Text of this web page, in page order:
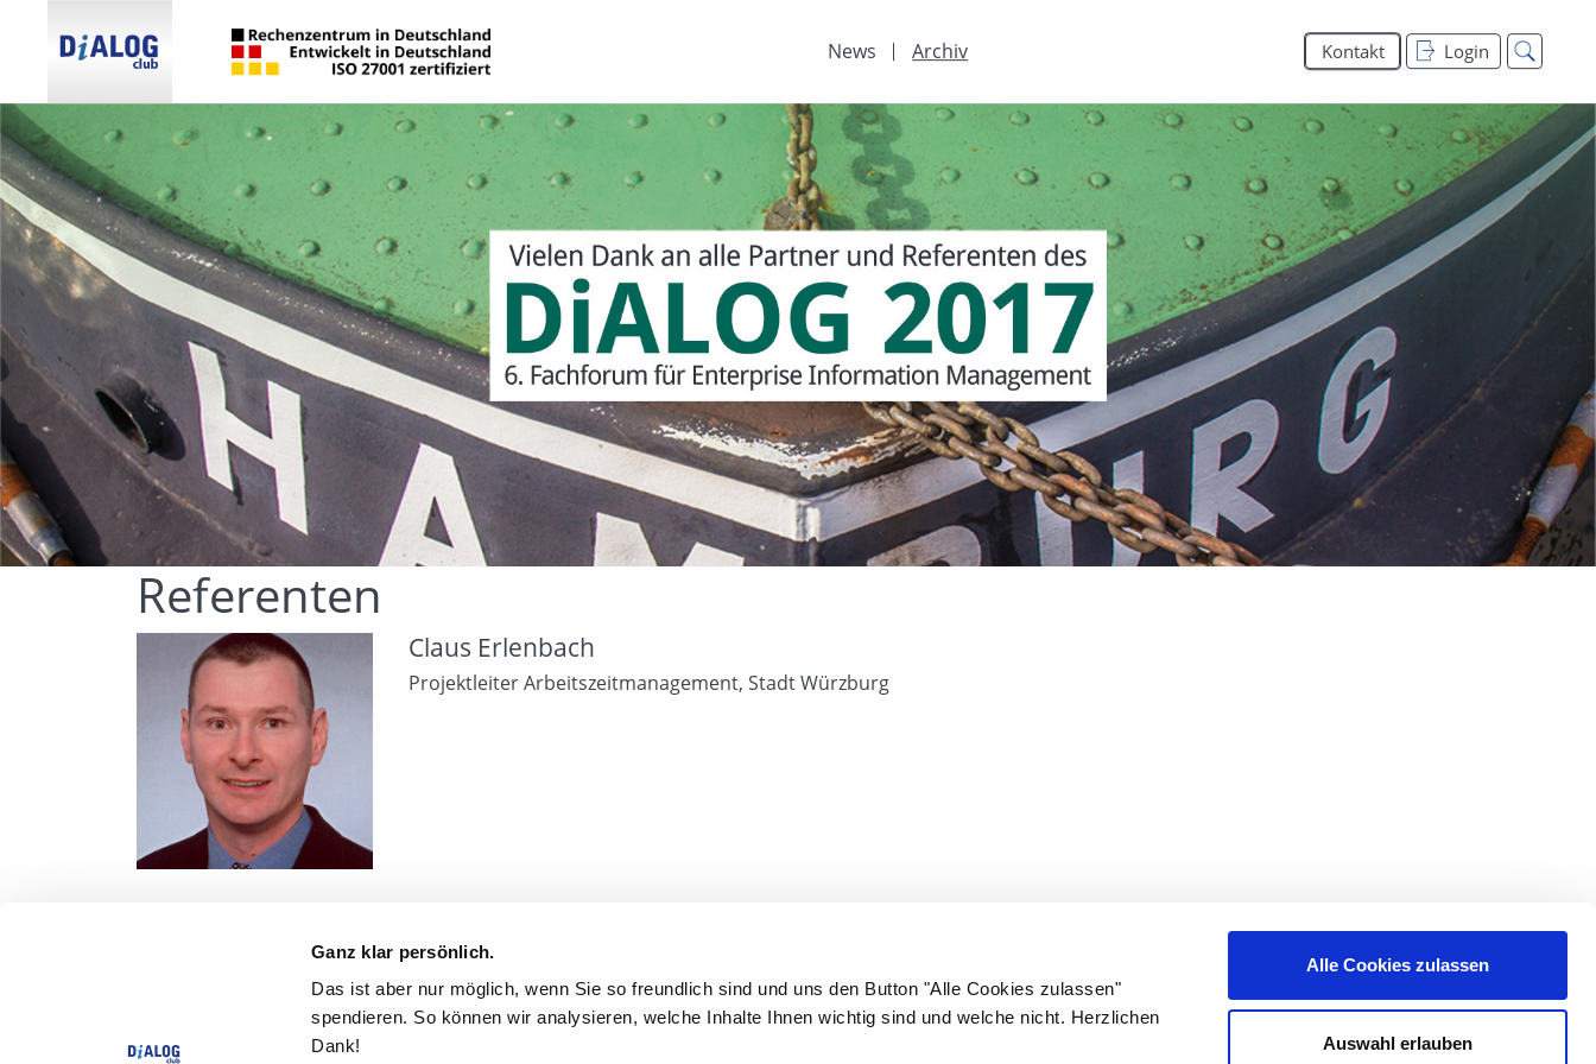
Ganz klar persönlich.
Das ist aber nur möglich, wenn Sie so freundlich sind und uns den Button "Alle Cookies zulassen"
spendieren. So können wir analysieren, welche Inhalte Ihnen wichtig sind und welche nicht. Herzlichen
Dank!
Alle Cookies zulassen
Auswahl erlauben
Kontakt Login
News Archiv
Referenten
Claus Erlenbach
Projektleiter Arbeitszeitmanagement, Stadt Würzburg
DiALOG-Award Gewinner